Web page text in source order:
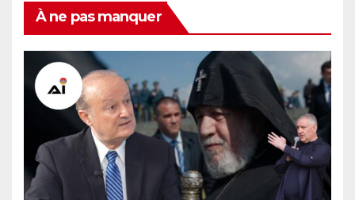
À ne pas manquer